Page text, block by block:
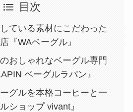
目次
ている素材にこだわった
『WAベーグル』
おしゃれなベーグル専門
ベーグルラパン』
グルを本格コーヒーと一
ショップ vivant』